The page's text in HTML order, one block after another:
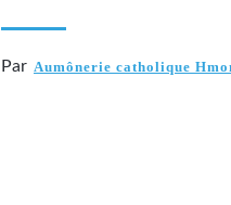
Par Aumônerie catholique